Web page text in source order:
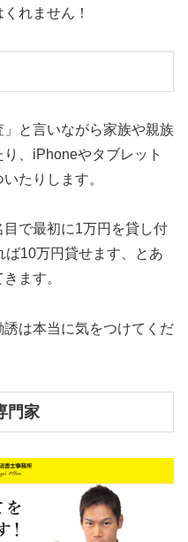
れません！
と言いながら家族や親族
、iPhoneやタブレット
たりします。
で最初に1万円を貸し付
ば10万円貸せます、とあ
ます。
は本当に気をつけてくだ
門家